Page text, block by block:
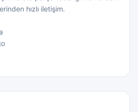
hızlı iletişim.